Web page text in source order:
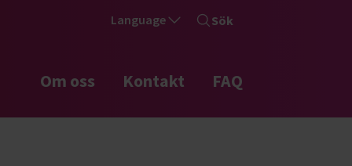
Language Sök
Om oss Kontakt FAQ